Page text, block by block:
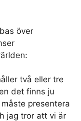
över
två eller tre
det finns ju
presentera
jag tror att vi är